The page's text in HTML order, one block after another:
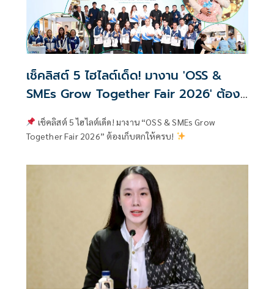
เช็คลิสต์ 5 ไฮไลต์เด็ด! มางาน 'OSS &
SMEs Grow Together Fair 2026' ต้อง
เช็คลิสต์ 5 ไฮไลต์เด็ด! มางาน “OSS & SMEs Grow
Together Fair 2026” ต้องเก็บตกให้ครบ!